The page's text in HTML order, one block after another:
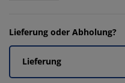
Lieferung oder Abholung?
Lieferung